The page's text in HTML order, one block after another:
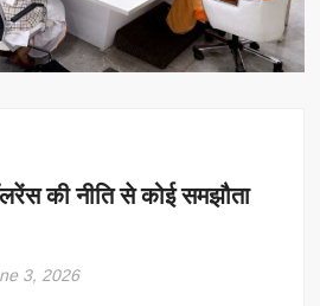
की नीति से कोई समझौता
3, 2026